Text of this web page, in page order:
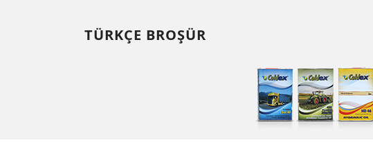
TÜRKÇE BROŞÜR